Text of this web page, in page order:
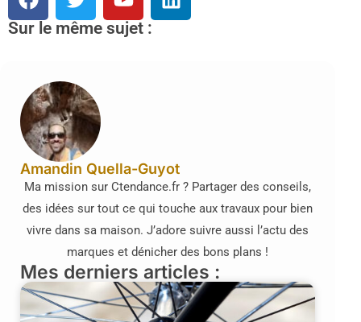
Sur le même sujet :
Amandin Quella-Guyot
Ma mission sur Ctendance.fr ? Partager des conseils,
des idées sur tout ce qui touche aux travaux pour bien
vivre dans sa maison. J’adore suivre aussi l’actu des
marques et dénicher des bons plans !
Mes derniers articles :